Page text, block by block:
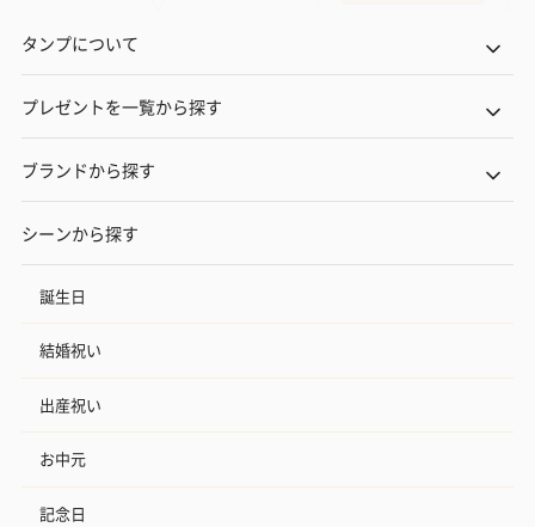
タンプについて
プレゼントを一覧から探す
ブランドから探す
シーンから探す
誕生日
結婚祝い
出産祝い
お中元
記念日